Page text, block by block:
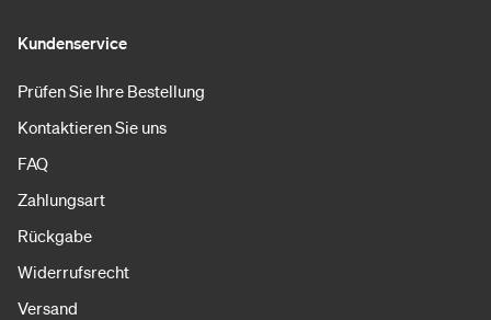
Kundenservice
Prüfen Sie Ihre Bestellung
Kontaktieren Sie uns
FAQ
Zahlungsart
Rückgabe
Widerrufsrecht
Versand